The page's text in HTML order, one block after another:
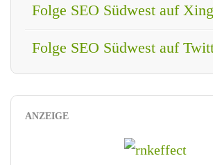
Folge SEO Südwest auf Xing
Folge SEO Südwest auf
ANZEIGE